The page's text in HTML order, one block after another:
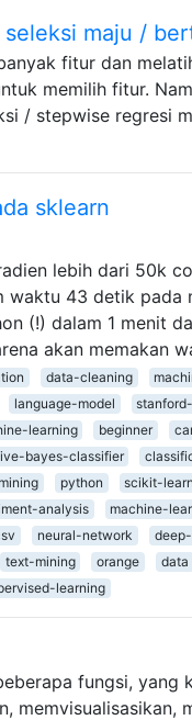
maju /
fitur dan
memilih fitur.
/ stepwise regresi
sklearn
lebih dari 50k
waktu 43 detik pada
(!) dalam 1 menit
akan memakan
data-cleaning
language-model
learning beginner
bayes-classifier
python scikit-learn
analysis machine-
neural-network
text-mining orange data
learning
fungsi, yang
memvisualisasikan,